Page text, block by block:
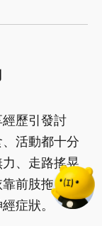
歷引發討
活動都十分
、走路搖晃
前肢拖行身
症狀。